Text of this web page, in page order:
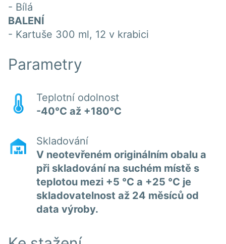
- Bílá
BALENÍ
- Kartuše 300 ml, 12 v krabici
Parametry
Teplotní odolnost
-40°C až +180°C
Skladování
V neotevřeném originálním obalu a
při skladování na suchém místě s
teplotou mezi +5 °C a +25 °C je
skladovatelnost až 24 měsíců od
data výroby.